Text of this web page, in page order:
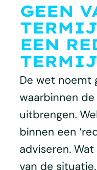
GEEN
EEN
De wet noemt
waarbinnen
uitbrengen.
binnen een
adviseren.
van de